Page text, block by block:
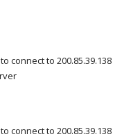
connect to 200.85.39.138
connect to 200.85.39.138